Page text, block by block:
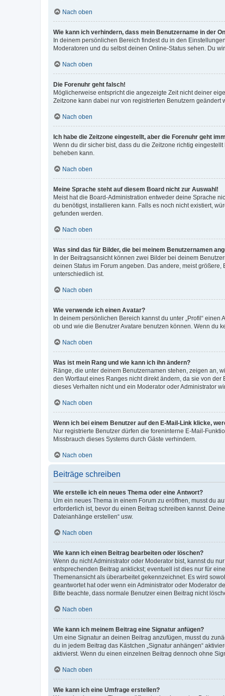
Nach oben
Wie kann ich verhindern, dass mein Benutzername in der
In deinem persönlichen Bereich findest du in den
Moderatoren und du selbst deinen Online-Status sehen. Du
Nach oben
Die Forenuhr geht falsch!
Möglicherweise entspricht die angezeigte Zeit nicht deiner
Zeitzone kann dabei nur von registrierten Benutzern geändert
Nach oben
Ich habe die Zeitzone eingestellt, aber die Forenuhr geht
Wenn du dir sicher bist, dass du die Zeitzone richtig
beheben kann.
Nach oben
Meine Sprache steht auf diesem Board nicht zur Auswahl!
Meist hat die Board-Administration entweder deine Sprache
du benötigst, installieren kann. Falls es noch nicht existiert,
gefunden werden.
Nach oben
Was sind das für Bilder, die bei meinem Benutzernamen
In der Beitragsansicht können zwei Bilder bei deinem
deinen Status im Forum angeben. Das andere, meist
unterschiedlich ist.
Nach oben
Wie verwende ich einen Avatar?
In deinem persönlichen Bereich kannst du unter „Profil“
ob und wie die Benutzer Avatare benutzen können. Wenn du
Nach oben
Was ist mein Rang und wie kann ich ihn ändern?
Ränge, die unter deinem Benutzernamen stehen, zeigen an,
den Wortlaut eines Ranges nicht direkt ändern, da sie von
dieses Verhalten nicht und ein Moderator oder Administrator
Nach oben
Wenn ich bei einem Benutzer auf den E-Mail-Link klicke,
Nur registrierte Benutzer dürfen die foreninterne E-Mail-
Missbrauch dieses Systems durch Gäste verhindern.
Nach oben
Beiträge schreiben
Wie erstelle ich ein neues Thema oder eine Antwort?
Um ein neues Thema in einem Forum zu eröffnen, musst du
erforderlich ist, bevor du einen Beitrag schreiben kannst.
Dateianhänge erstellen“ usw.
Nach oben
Wie kann ich einen Beitrag bearbeiten oder löschen?
Wenn du nicht Administrator oder Moderator bist, kannst du
entsprechenden Beitrag anklickst; eventuell ist dies nur für
Themenansicht als überarbeitet gekennzeichnet. Es wird
geantwortet hat oder wenn ein Administrator oder Moderator
Bitte beachte, dass normale Benutzer einen Beitrag nicht
Nach oben
Wie kann ich meinem Beitrag eine Signatur anfügen?
Um eine Signatur an deinen Beitrag anzufügen, musst du
du in jedem Beitrag das Kästchen „Signatur anhängen“
aktivierst. Wenn du einen einzelnen Beitrag dennoch ohne
Nach oben
Wie kann ich eine Umfrage erstellen?